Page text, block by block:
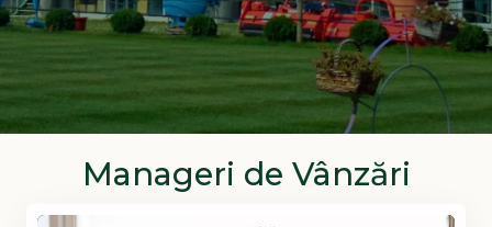
Manageri de Vânzări